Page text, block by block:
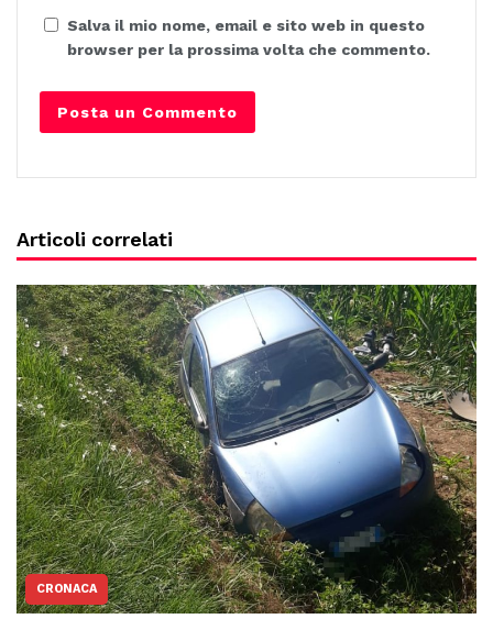
Salva il mio nome, email e sito web in questo
browser per la prossima volta che commento.
Articoli correlati
CRONACA